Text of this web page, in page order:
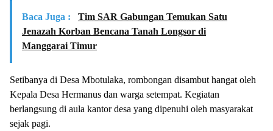
Baca Juga :
Tim SAR Gabungan Temukan Satu
Jenazah Korban Bencana Tanah Longsor di
Manggarai Timur
Setibanya di Desa Mbotulaka, rombongan disambut hangat oleh
Kepala Desa Hermanus dan warga setempat. Kegiatan
berlangsung di aula kantor desa yang dipenuhi oleh masyarakat
sejak pagi.